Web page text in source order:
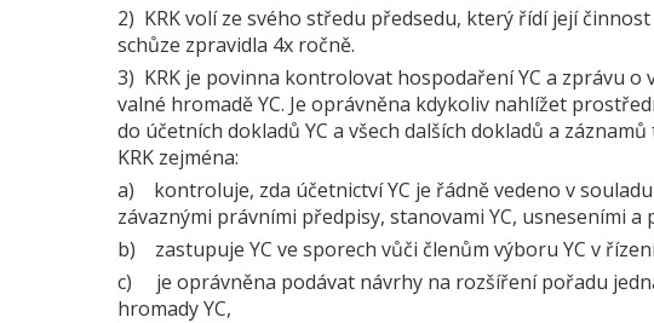
2) KRK volí ze svého středu předsedu, který řídí její
schůze zpravidla 4x ročně.
3) KRK je povinna kontrolovat hospodaření YC a zprávu
valné hromadě YC. Je oprávněna kdykoliv nahlížet
do účetních dokladů YC a všech dalších dokladů a záznamů
KRK zejména:
a) kontroluje, zda účetnictví YC je řádně vedeno v
závaznými právními předpisy, stanovami YC, usneseními a
b) zastupuje YC ve sporech vůči členům výboru YC v
c) je oprávněna podávat návrhy na rozšíření pořadu
hromady YC,